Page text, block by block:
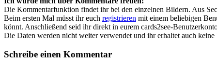
Die Kommentarfunktion findet ihr bei den einzelnen Bildern. Aus
Beim ersten Mal müsst ihr euch registrieren mit einem beliebigen
könnt. Anschließend seid ihr direkt in eurem cards2see-
Die Daten werden nicht weiter verwendet und ihr erhaltet auch
Schreibe einen Kommentar